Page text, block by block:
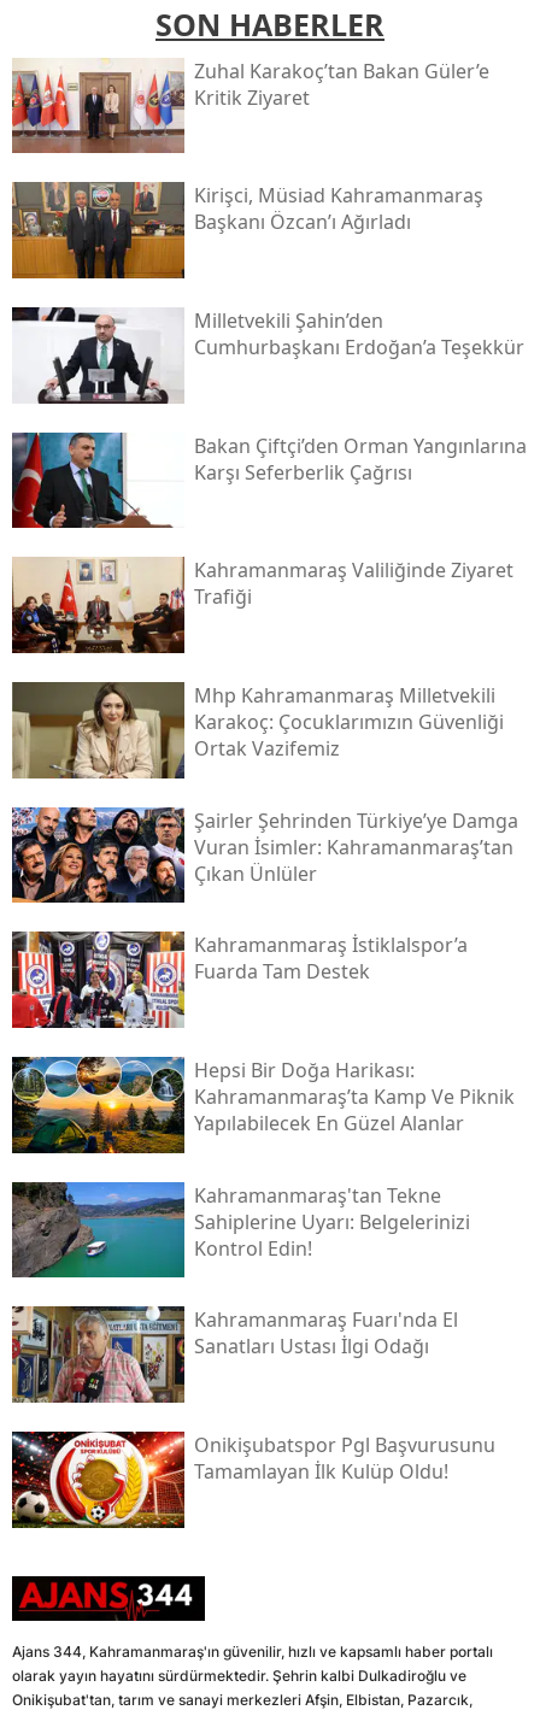
SON HABERLER
Zuhal Karakoç’tan Bakan Güler’e
Kritik Ziyaret
Kirişci, Müsi̇ad Kahramanmaraş
Başkanı Özcan’ı Ağırladı
Milletvekili Şahin’den
Cumhurbaşkanı Erdoğan’a Teşekkür
Bakan Çiftçi’den Orman Yangınlarına
Karşı Seferberlik Çağrısı
Kahramanmaraş Valiliğinde Ziyaret
Trafiği
Mhp Kahramanmaraş Milletvekili
Karakoç: Çocuklarımızın Güvenliği
Ortak Vazifemiz
Şairler Şehrinden Türkiye’ye Damga
Vuran İsimler: Kahramanmaraş’tan
Çıkan Ünlüler
Kahramanmaraş İstiklalspor’a
Fuarda Tam Destek
Hepsi Bir Doğa Harikası:
Kahramanmaraş’ta Kamp Ve Piknik
Yapılabilecek En Güzel Alanlar
Kahramanmaraş'tan Tekne
Sahiplerine Uyarı: Belgelerinizi
Kontrol Edin!
Kahramanmaraş Fuarı'nda El
Sanatları Ustası İlgi Odağı
Onikişubatspor Pgl Başvurusunu
Tamamlayan İlk Kulüp Oldu!
Ajans 344, Kahramanmaraş'ın güvenilir, hızlı ve kapsamlı haber portalı
olarak yayın hayatını sürdürmektedir. Şehrin kalbi Dulkadiroğlu ve
Onikişubat'tan, tarım ve sanayi merkezleri Afşin, Elbistan, Pazarcık,